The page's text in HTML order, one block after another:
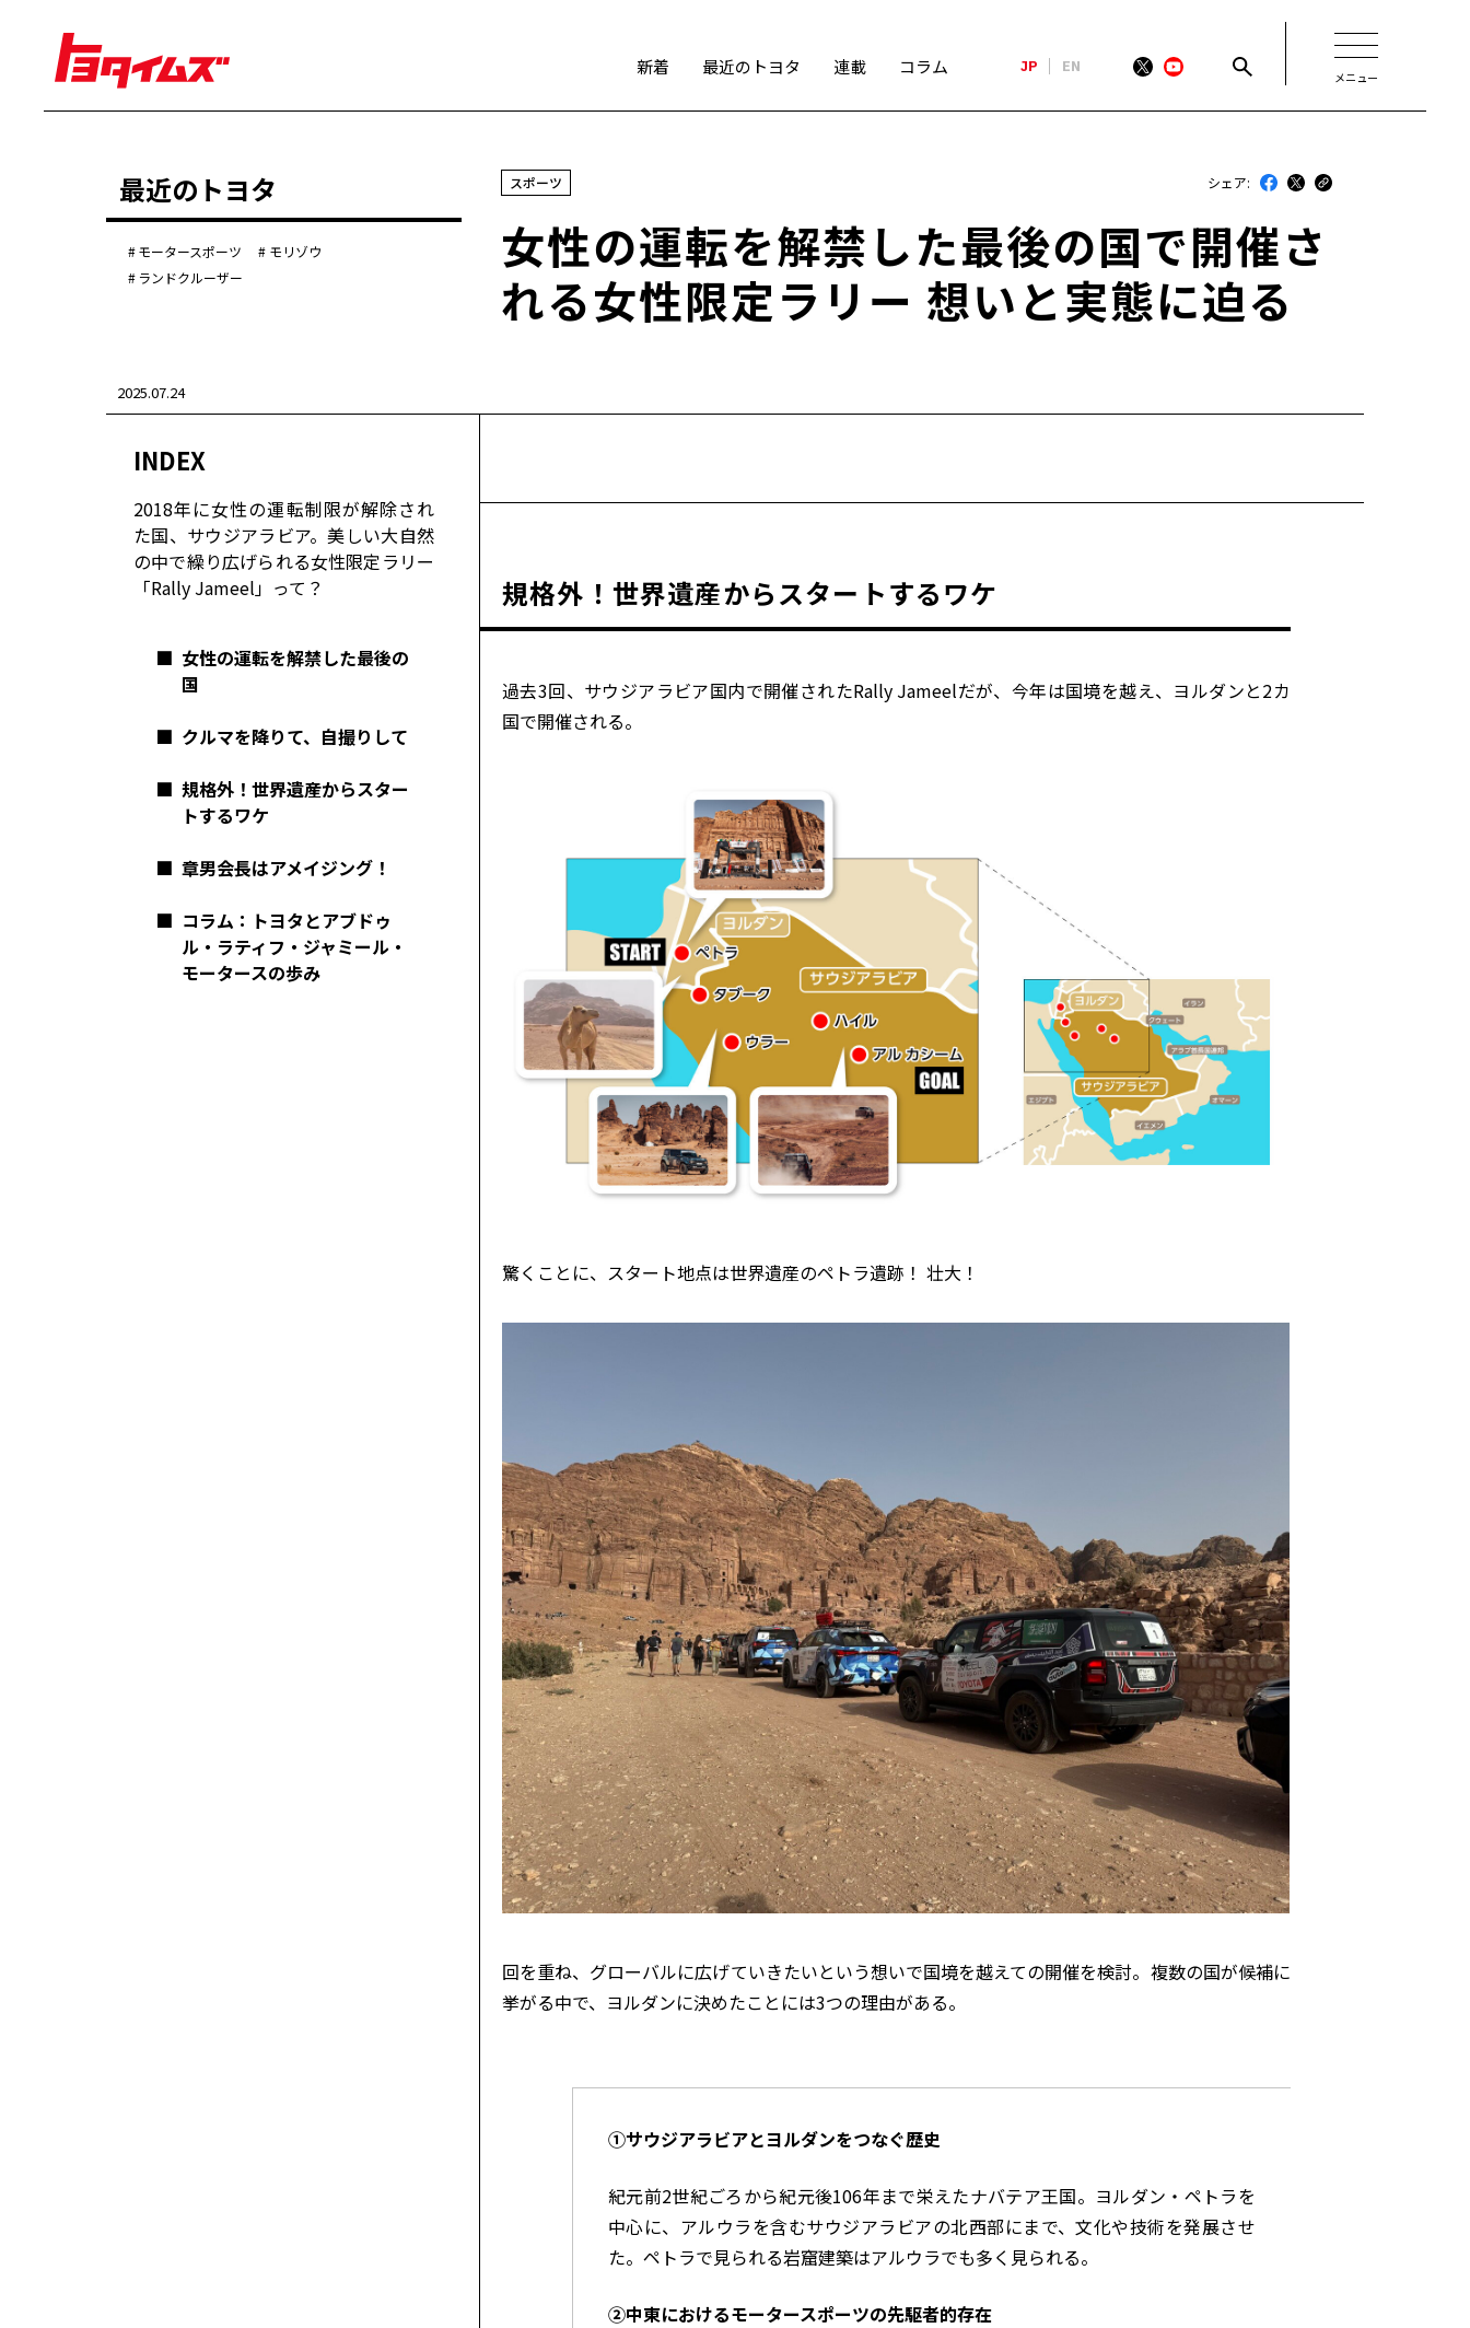
新着 最近のトヨタ 連載 コラム JP EN
メニュー
豊田章男 佐藤恒治 決算 株主総会
労使協議会
スポーツ
WRC TOYOTA GAZOO Racing
センチュリー
コーポレート
モビリティカンパニー トヨタグローバル
トヨタグループ モノづくり
最近のトヨタ
連載
トヨタイムズスポーツ
最近のトヨタ
モータースポーツ
モリゾウ
ランドクルーザー
スポーツ シェア:
女性の運転を解禁した最後の国で開催さ
れる女性限定ラリー 想いと実態に迫る
2025.07.24
INDEX
2018年に女性の運転制限が解除され
た国、サウジアラビア。美しい大自然
の中で繰り広げられる女性限定ラリー
「Rally Jameel」って？
■ 女性の運転を解禁した最後の
国
■ クルマを降りて、自撮りして
■ 規格外！世界遺産からスター
トするワケ
■ 章男会長はアメイジング！
■ コラム：トヨタとアブドゥ
ル・ラティフ・ジャミール・
モータースの歩み
規格外！世界遺産からスタートするワケ
過去3回、サウジアラビア国内で開催されたRally Jameelだが、今年は国境を越え、ヨルダンと2カ
国で開催される。
驚くことに、スタート地点は世界遺産のペトラ遺跡！ 壮大！
回を重ね、グローバルに広げていきたいという想いで国境を越えての開催を検討。複数の国が候補に
挙がる中で、ヨルダンに決めたことには3つの理由がある。
①サウジアラビアとヨルダンをつなぐ歴史
紀元前2世紀ごろから紀元後106年まで栄えたナバテア王国。ヨルダン・ペトラを
中心に、アルウラを含むサウジアラビアの北西部にまで、文化や技術を発展させ
た。ペトラで見られる岩窟建築はアルウラでも多く見られる。
②中東におけるモータースポーツの先駆者的存在